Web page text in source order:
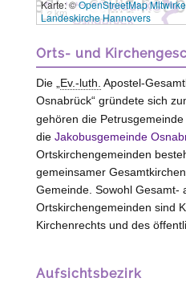
2 km
Karte: ©OpenStreetMap
Landeskirche Hannovers
Orts- und
Die „ Ev.-luth. Apostel-
Osnabrück“ gründete sich
gehören die Petrusgemeinde
die Jakobusgemeinde
Ortskirchengemeinden
gemeinsamer
Gemeinde. Sowohl Gesamt-
Ortskirchengemeinden sind
Kirchenrechts und des
Aufsichtsbezirk